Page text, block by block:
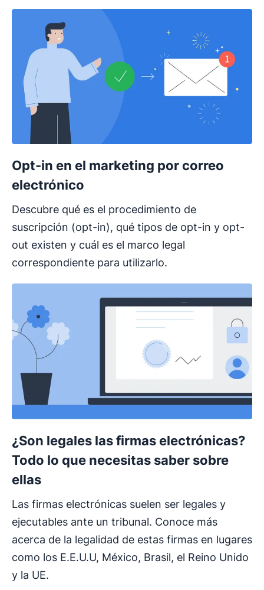
Opt-in en el marketing por correo
electrónico
Descubre qué es el procedimiento de
suscripción (opt-in), qué tipos de opt-in y opt-
out existen y cuál es el marco legal
correspondiente para utilizarlo.
¿Son legales las firmas electrónicas?
Todo lo que necesitas saber sobre
ellas
Las firmas electrónicas suelen ser legales y
ejecutables ante un tribunal. Conoce más
acerca de la legalidad de estas firmas en lugares
como los E.E.U.U, México, Brasil, el Reino Unido
y la UE.